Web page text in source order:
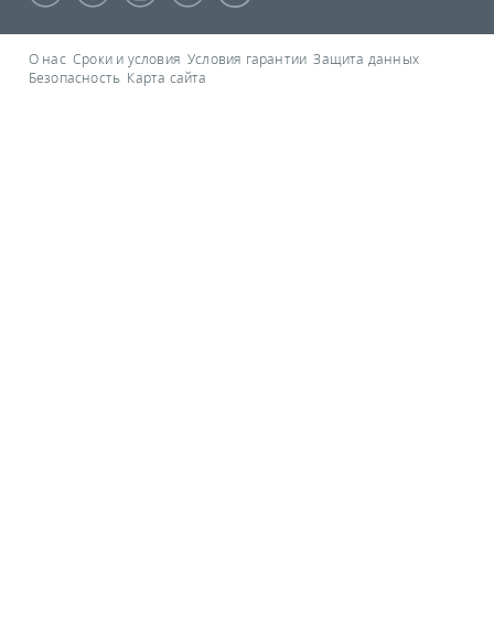
О нас Сроки и условия Условия гарантии Защита данных
Безопасность Карта сайта